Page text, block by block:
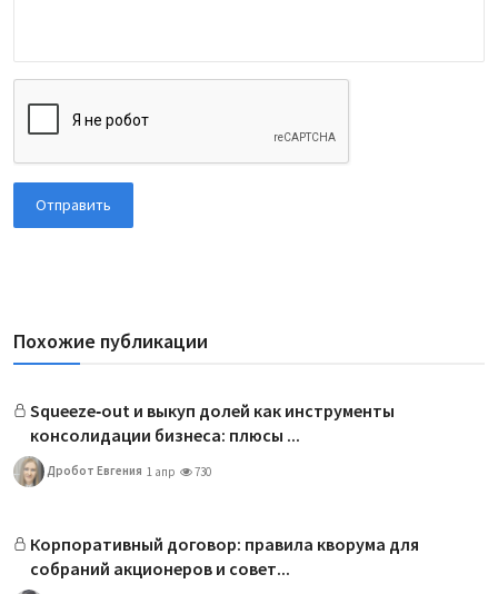
Отправить
Похожие публикации
Squeeze‑out и выкуп долей как инструменты
консолидации бизнеса: плюсы ...
Дробот Евгения 1 апр 730
Корпоративный договор: правила кворума для
собраний акционеров и совет...